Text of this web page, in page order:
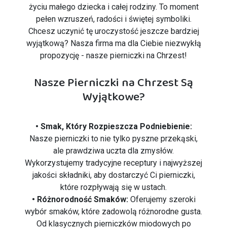
życiu małego dziecka i całej rodziny. To moment
pełen wzruszeń, radości i świętej symboliki.
Chcesz uczynić tę uroczystość jeszcze bardziej
wyjątkową? Nasza firma ma dla Ciebie niezwykłą
propozycję - nasze pierniczki na Chrzest!
Nasze Pierniczki na Chrzest Są
Wyjątkowe?
• Smak, Który Rozpieszcza Podniebienie:
Nasze pierniczki to nie tylko pyszne przekąski,
ale prawdziwa uczta dla zmysłów.
Wykorzystujemy tradycyjne receptury i najwyższej
jakości składniki, aby dostarczyć Ci pierniczki,
które rozpływają się w ustach.
• Różnorodność Smaków:Oferujemy szeroki
wybór smaków, które zadowolą różnorodne gusta.
Od klasycznych pierniczków miodowych po